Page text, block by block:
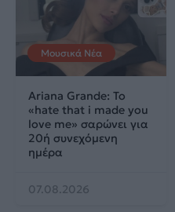
Μουσικά Νέα
Ariana Grande: Το
«hate that i made you
love me» σαρώνει για
20ή συνεχόμενη
ημέρα
07.08.2026